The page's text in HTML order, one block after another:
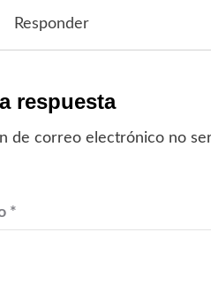
Responder
respuesta
de correo electrónico no
*